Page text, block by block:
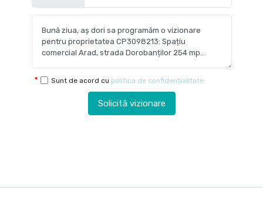
Sunt de acord cu politica de confidențialitate
Solicită vizionare